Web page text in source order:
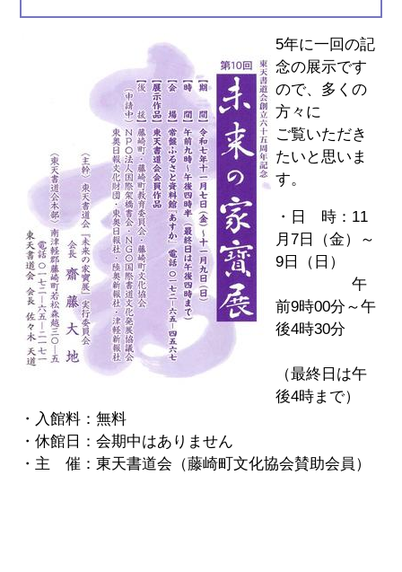
5年に一回の記
念の展示です
ので、多くの
方々に
ご覧いただき
たいと思いま
す。
・日 時：11
月7日（金）～
9日（日）
午
前9時00分～午
後4時30分
（最終日は午
後4時まで）
・入館料：無料
・休館日：会期中はありません
・主 催：東天書道会（藤崎町文化協会賛助会員）